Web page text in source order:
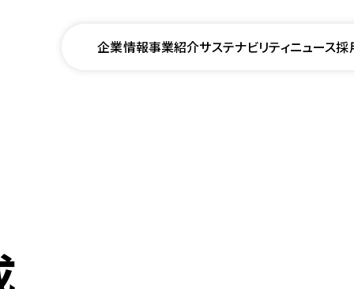
企業情報事業紹介サステナビリティニュース採